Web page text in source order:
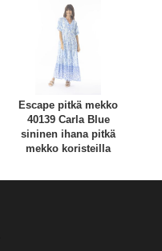
Escape pitkä mekko
40139 Carla Blue
sininen ihana pitkä
mekko koristeilla